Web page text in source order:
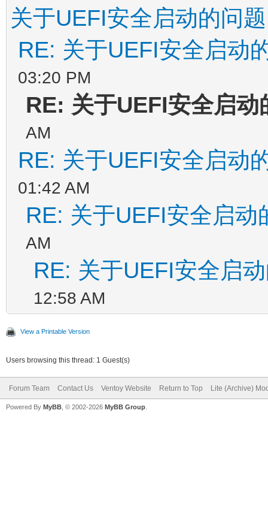
关于UEFI安全启动的问题
RE: 关于UEFI安全启动
03:20 PM
RE: 关于UEFI安全启动
AM
RE: 关于UEFI安全启动
01:42 AM
RE: 关于UEFI安全启动
AM
RE: 关于UEFI安全启
12:58 AM
View a Printable Version
Users browsing this thread: 1 Guest(s)
Forum Team Contact Us Ventoy Website Return to Top Lite (Archive)
Powered By MyBB , © 2002-2026 MyBB Group